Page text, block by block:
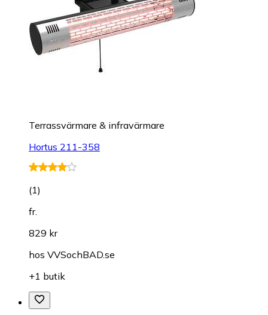
Terrassvärmare & infravärmare
Hortus 211-358
(1)
fr.
829 kr
hos VVSochBAD.se
+1 butik